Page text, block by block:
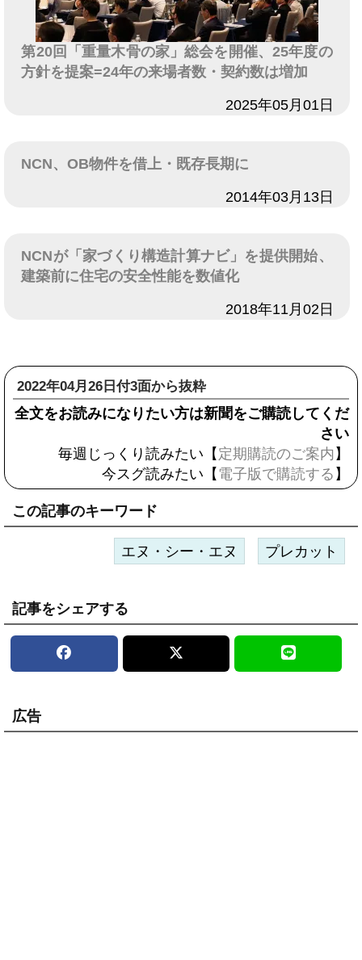
第20回「重量木骨の家」総会を開催、25年度の
方針を提案=24年の来場者数・契約数は増加
2025年05月01日
NCN、OB物件を借上・既存長期に
2014年03月13日
NCNが「家づくり構造計算ナビ」を提供開始、
建築前に住宅の安全性能を数値化
2018年11月02日
2022年04月26日付3面から抜粋
全文をお読みになりたい方は新聞をご購読してくだ
さい
毎週じっくり読みたい【 定期購読のご案内 】
今スグ読みたい【 電子版で購読する 】
この記事のキーワード
エヌ・シー・エヌ プレカット
記事をシェアする
広告